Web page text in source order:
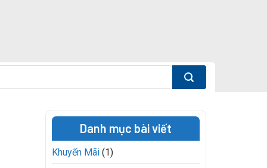
Danh mục bài viết
Khuyến Mãi (1)